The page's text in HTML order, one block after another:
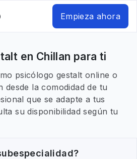
Empieza ahora
en Chillan para ti
psicólogo gestalt online o
desde la comodidad de tu
que se adapte a tus
su disponibilidad según tu